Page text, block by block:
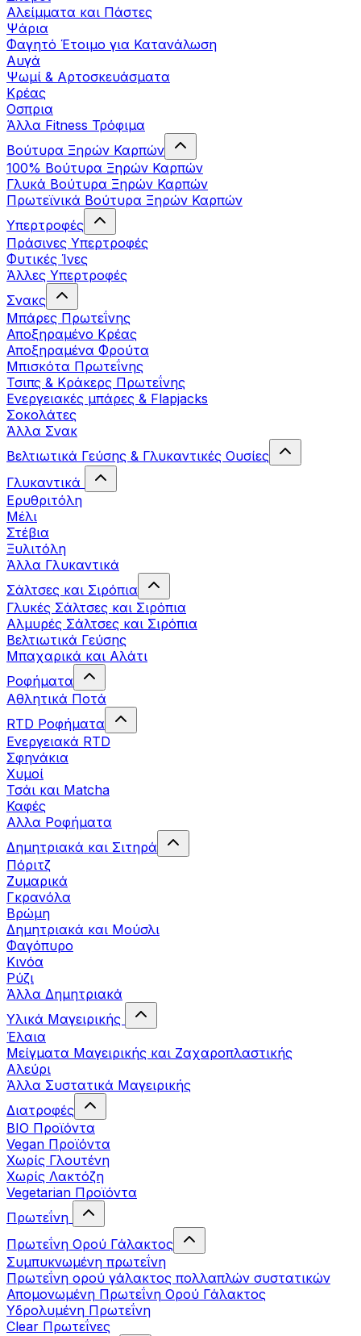
Αλείμματα και Πάστες
Ψάρια
Φαγητό Έτοιμο για Κατανάλωση
Αυγά
Ψωμί & Αρτοσκευάσματα
Κρέας
Οσπρια
Άλλα Fitness Τρόφιμα
Βούτυρα Ξηρών Καρπών
100% Βούτυρα Ξηρών Καρπών
Γλυκά Βούτυρα Ξηρών Καρπών
Πρωτεϊνικά Βούτυρα Ξηρών Καρπών
Υπερτροφές
Πράσινες Υπερτροφές
Φυτικές Ίνες
Άλλες Υπερτροφές
Σνακς
Μπάρες Πρωτεΐνης
Αποξηραμένο Κρέας
Αποξηραμένα Φρούτα
Μπισκότα Πρωτεΐνης
Τσιπς & Kράκερς Πρωτεΐνης
Ενεργειακές μπάρες & Flapjacks
Σοκολάτες
Άλλα Σνακ
Βελτιωτικά Γεύσης & Γλυκαντικές Ουσίες
Γλυκαντικά
Ερυθριτόλη
Μέλι
Στέβια
Ξυλιτόλη
Άλλα Γλυκαντικά
Σάλτσες και Σιρόπια
Γλυκές Σάλτσες και Σιρόπια
Αλμυρές Σάλτσες και Σιρόπια
Bελτιωτικά Γεύσης
Μπαχαρικά και Αλάτι
Ροφήματα
Αθλητικά Ποτά
RTD Ροφήματα
Ενεργειακά RTD
Σφηνάκια
Χυμοί
Τσάι και Matcha
Καφές
Αλλα Ροφήματα
Δημητριακά και Σιτηρά
Πόριτζ
Ζυμαρικά
Γκρανόλα
Βρώμη
Δημητριακά και Μούσλι
Φαγόπυρο
Κινόα
Ρύζι
Άλλα Δημητριακά
Υλικά Μαγειρικής
Έλαια
Μείγματα Μαγειρικής και Ζαχαροπλαστικής
Αλεύρι
Άλλα Συστατικά Μαγειρικής
Διατροφές
BIO Προϊόντα
Vegan Προϊόντα
Χωρίς Γλουτένη
Χωρίς Λακτόζη
Vegetarian Προϊόντα
Πρωτεΐνη
Πρωτεΐνη Ορού Γάλακτος
Συμπυκνωμένη πρωτεΐνη
Πρωτεΐνη ορού γάλακτος πολλαπλών συστατικών
Απομονωμένη Πρωτεΐνη Ορού Γάλακτος
Υδρολυμένη Πρωτεΐνη
Clear Πρωτεΐνες